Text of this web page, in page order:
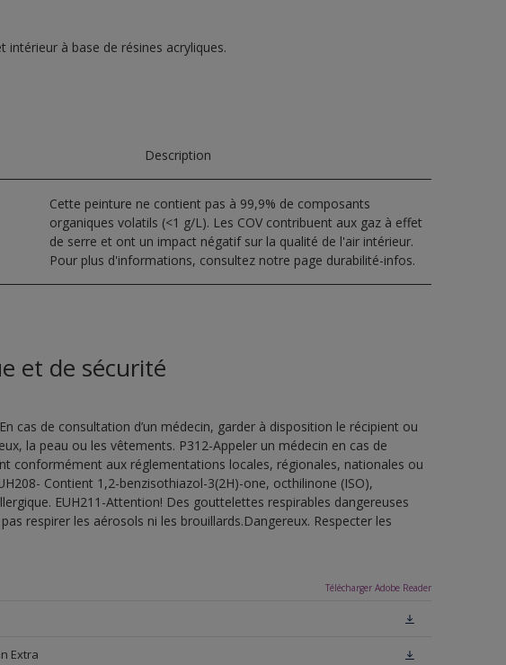
à base de résines acryliques.
Description
Cette peinture ne contient pas à 99,9% de composants
organiques volatils (<1 g/L). Les COV contribuent aux gaz à effet
de serre et ont un impact négatif sur la qualité de l'air intérieur.
Pour plus d'informations, consultez notre page durabilité-infos.
et de sécurité
cas de consultation d’un médecin, garder à disposition le récipient ou
la peau ou les vêtements. P312-Appeler un médecin en cas de
conformément aux réglementations locales, régionales, nationales ou
Contient 1,2-benzisothiazol-3(2H)-one, octhilinone (ISO),
EUH211-Attention! Des gouttelettes respirables dangereuses
respirer les aérosols ni les brouillards.Dangereux. Respecter les
Télécharger Adobe Reader
Extra